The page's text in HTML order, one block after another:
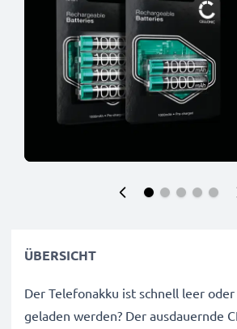
ÜBERSICHT
Der Telefonakku ist schnell leer
geladen werden? Der ausdauernde